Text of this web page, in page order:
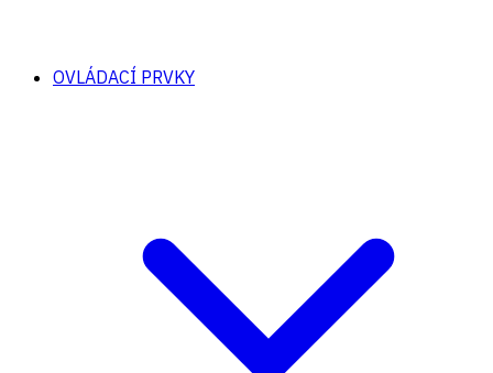
OVLÁDACÍ PRVKY